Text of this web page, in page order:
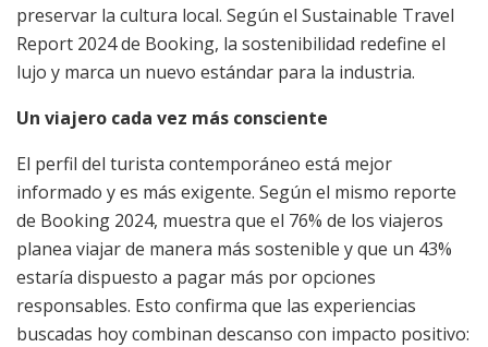
preservar la cultura local. Según el Sustainable Travel
Report 2024 de Booking, la sostenibilidad redefine el
lujo y marca un nuevo estándar para la industria.
Un viajero cada vez más consciente
El perfil del turista contemporáneo está mejor
informado y es más exigente. Según el mismo reporte
de Booking 2024, muestra que el 76% de los viajeros
planea viajar de manera más sostenible y que un 43%
estaría dispuesto a pagar más por opciones
responsables. Esto confirma que las experiencias
buscadas hoy combinan descanso con impacto positivo: